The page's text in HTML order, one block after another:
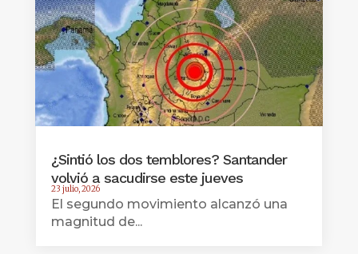
¿Sintió los dos temblores? Santander
volvió a sacudirse este jueves
23 julio, 2026
El segundo movimiento alcanzó una
magnitud de...